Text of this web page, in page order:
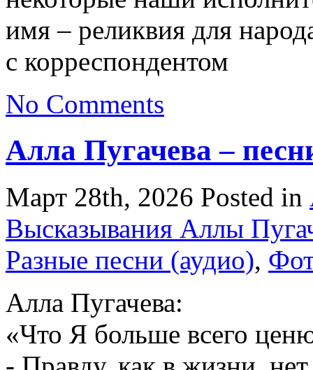
имя – реликвия для
с корреспондентом
No Comments
Алла Пугачева –
Март 28th, 2026 Posted in
Высказывания Аллы
Разные песни (аудио),
Алла Пугачева:
«Что Я больше всего